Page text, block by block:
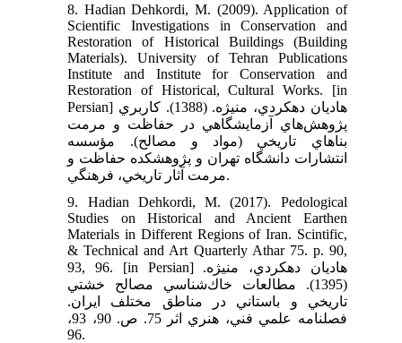
8. Hadian Dehkordi, M. (2009). Application of
Scientific Investigations in Conservation and
Restoration of Historical Buildings (Building
Materials). University of Tehran Publications
Institute and Institute for Conservation and
Restoration of Historical, Cultural Works. [in
Persian] هاديان دهكردي، منیژه. (1388). كاربري
پژوهش‌هاي آزمايشگاهي در حفاظت و مرمت
بناهاي تاريخي (مواد و مصالح). مؤسسه
انتشارات دانشگاه تهران و پژوهشكده حفاظت و
مرمت آثار تاريخي، فرهنگي.
9. Hadian Dehkordi, M. (2017). Pedological
Studies on Historical and Ancient Earthen
Materials in Different Regions of Iran. Scintific,
& Technical and Art Quarterly Athar 75. p. 90,
93, 96. [in Persian] هاديان دهكردي، منیژه.
(1395). مطالعات خاك‌شناسي مصالح خشتي
تاريخي و باستاني در مناطق مختلف ايران.
فصلنامه علمي فني، هنري اثر 75. ص. 90، 93،
96.